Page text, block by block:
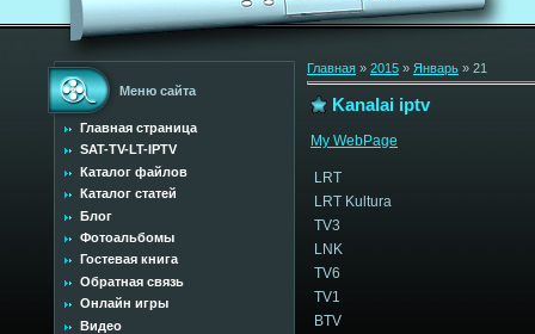
Меню сайта
Главная страница
SAT-TV-LT-IPTV
Каталог файлов
Каталог статей
Блог
Фотоальбомы
Гостевая книга
Обратная связь
Онлайн игры
Видео
Главная » 2015 » Январь » 21
Kanalai iptv
My WebPage
LRT
LRT Kultura
TV3
LNK
TV6
TV1
BTV